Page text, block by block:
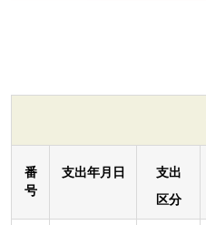
番
号
支出年月日
支出
区分